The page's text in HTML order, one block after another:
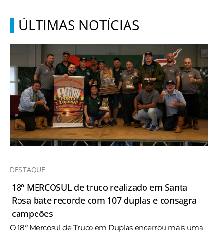
ÚLTIMAS NOTÍCIAS
DESTAQUE
18º MERCOSUL de truco realizado em Santa
Rosa bate recorde com 107 duplas e consagra
campeões
O 18º Mercosul de Truco em Duplas encerrou mais uma